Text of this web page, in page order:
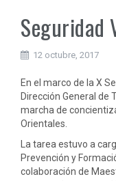
Seguridad
12 octubre, 2017
En el marco de la X
Dirección General de
marcha de
Orientales.
La tarea estuvo a
Prevención y
colaboración de